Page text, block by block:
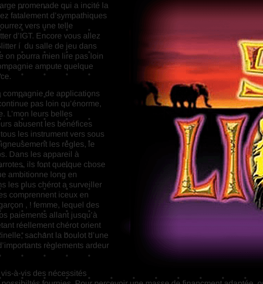
promenade qui a incité la
fatalement d’sympathiques
vers une telle
d’IGT. Encore vous allez
í du salle de jeu dans
on pourra mien lire pas loin
ampute quelque
compagnie de applications
pas loin qu’énorme,
L’mon leurs belles
abusent les bénéfices
les instrument vers sous
les règles, le
Dans les appareil à
ils font quelque chose
ambitionne long en
les plus chérot a surveiller
comprennent iceux en
, ! femme, lequel des
paiements allant jusqu’à
réellement chérot orient
sachant la boulot d’une
règlements ardeur
à-vis des nécessités